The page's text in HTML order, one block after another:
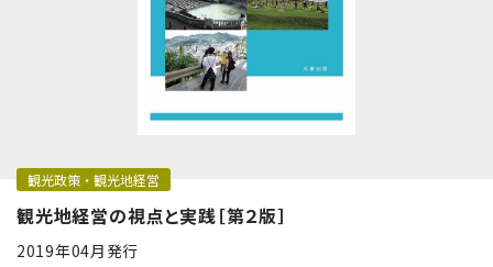
観光政策・観光地経営
観光地経営の視点と実践［第２版］
2019年04月発行